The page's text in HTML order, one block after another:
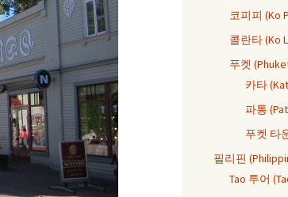
코피피 (Ko
콜란타 (Ko
푸켓
카타
파통
푸켓 타
필리핀
Tao 투어